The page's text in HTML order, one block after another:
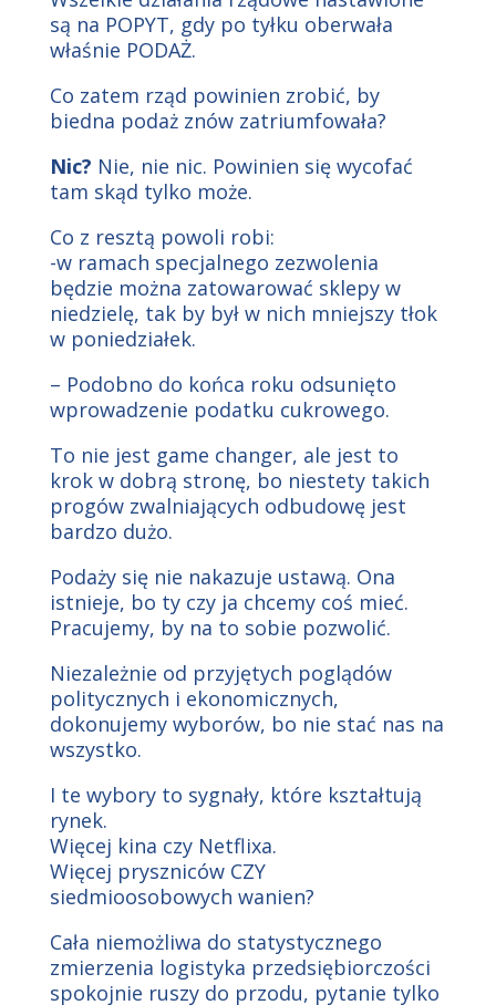
są na POPYT, gdy po tyłku oberwała
właśnie PODAŻ.
Co zatem rząd powinien zrobić, by
biedna podaż znów zatriumfowała?
Nic? Nie, nie nic. Powinien się wycofać
tam skąd tylko może.
Co z resztą powoli robi:
-w ramach specjalnego zezwolenia
będzie można zatowarować sklepy w
niedzielę, tak by był w nich mniejszy tłok
w poniedziałek.
– Podobno do końca roku odsunięto
wprowadzenie podatku cukrowego.
To nie jest game changer, ale jest to
krok w dobrą stronę, bo niestety takich
progów zwalniających odbudowę jest
bardzo dużo.
Podaży się nie nakazuje ustawą. Ona
istnieje, bo ty czy ja chcemy coś mieć.
Pracujemy, by na to sobie pozwolić.
Niezależnie od przyjętych poglądów
politycznych i ekonomicznych,
dokonujemy wyborów, bo nie stać nas na
wszystko.
I te wybory to sygnały, które kształtują
rynek.
Więcej kina czy Netflixa.
Więcej pryszniców CZY
siedmioosobowych wanien?
Cała niemożliwa do statystycznego
zmierzenia logistyka przedsiębiorczości
spokojnie ruszy do przodu, pytanie tylko